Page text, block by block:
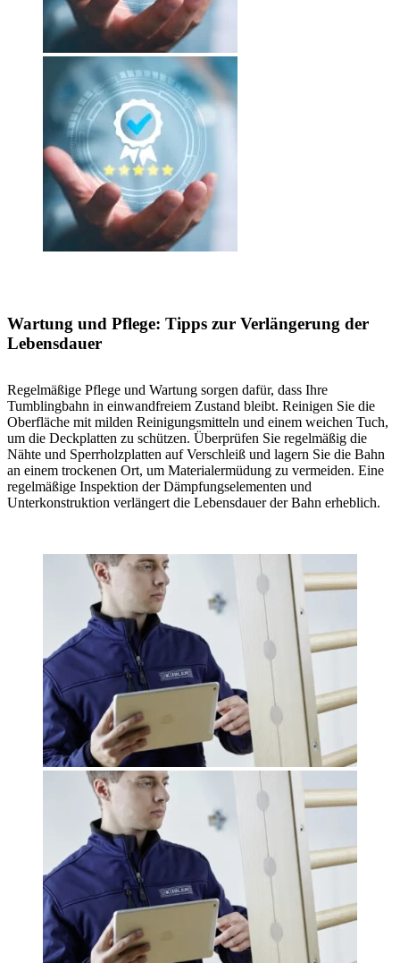
Wartung und Pflege: Tipps zur Verlängerung der
Lebensdauer
Regelmäßige Pflege und Wartung sorgen dafür, dass Ihre
Tumblingbahn in einwandfreiem Zustand bleibt. Reinigen Sie die
Oberfläche mit milden Reinigungsmitteln und einem weichen Tuch,
um die Deckplatten zu schützen. Überprüfen Sie regelmäßig die
Nähte und Sperrholzplatten auf Verschleiß und lagern Sie die Bahn
an einem trockenen Ort, um Materialermüdung zu vermeiden. Eine
regelmäßige Inspektion der Dämpfungselementen und
Unterkonstruktion verlängert die Lebensdauer der Bahn erheblich.